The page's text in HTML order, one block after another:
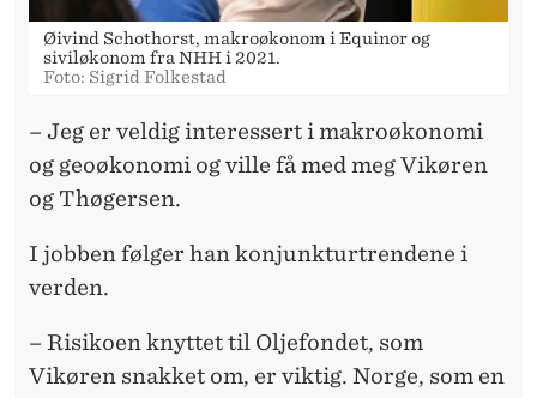
Øivind Schothorst, makroøkonom i Equinor og
siviløkonom fra NHH i 2021.
Foto: Sigrid Folkestad
– Jeg er veldig interessert i makroøkonomi
og geoøkonomi og ville få med meg Vikøren
og Thøgersen.
I jobben følger han konjunkturtrendene i
verden.
– Risikoen knyttet til Oljefondet, som
Vikøren snakket om, er viktig. Norge, som en